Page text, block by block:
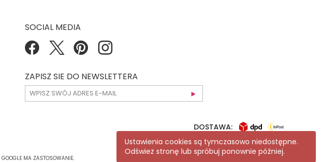
SOCIAL MEDIA
ZAPISZ SIE DO NEWSLETTERA
DOSTAWA:
GOOGLE MA ZASTOSOWANIE.
Ustawienia cookies są tymczasowo niedostępne.
Odśwież stronę lub spróbuj ponownie później.